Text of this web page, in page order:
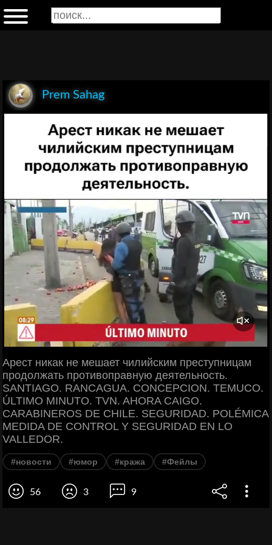
Prem Sahag
Арест никак не мешает чилийским преступницам
продолжать противоправную деятельность.
SANTIAGO. RANCAGUA. CONCEPCION. TEMUCO.
ÚLTIMO MINUTO. TVN. AHORA CAIGO.
CARABINEROS DE CHILE. SEGURIDAD. POLÉMICA
MEDIDA DE CONTROL Y SEGURIDAD EN LO
VALLEDOR.
#новости #юмор #кража #Фейлы
56 3 9